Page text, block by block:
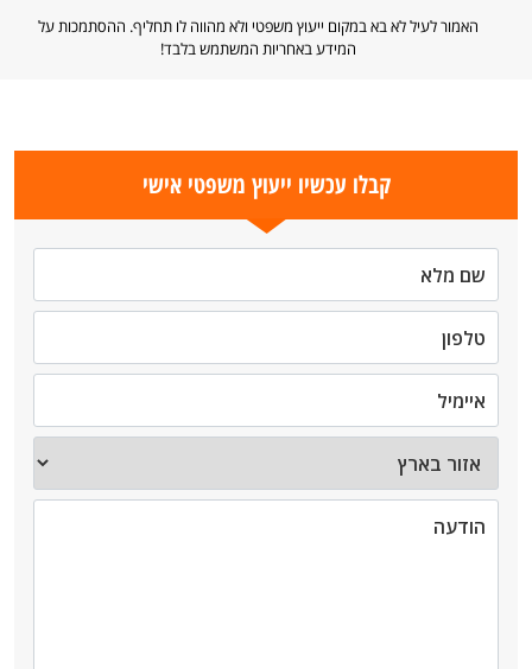
האמור לעיל לא בא במקום ייעוץ משפטי ולא מהווה לו תחליף. ההסתמכות על
המידע באחריות המשתמש בלבד!
קבלו עכשיו ייעוץ משפטי אישי